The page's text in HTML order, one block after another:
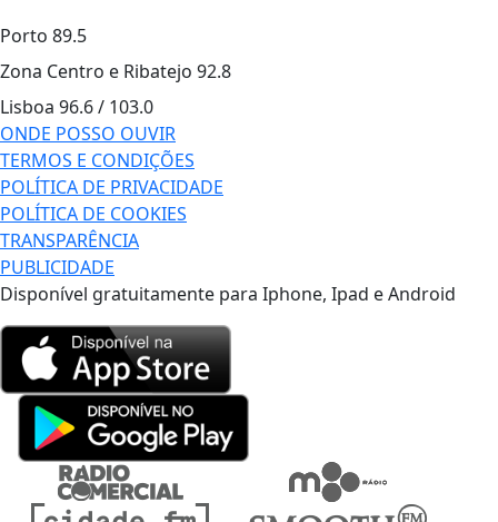
Porto 89.5
Zona Centro e Ribatejo 92.8
Lisboa 96.6 / 103.0
ONDE POSSO OUVIR
TERMOS E CONDIÇÕES
POLÍTICA DE PRIVACIDADE
POLÍTICA DE COOKIES
TRANSPARÊNCIA
PUBLICIDADE
Disponível gratuitamente para Iphone, Ipad e Android